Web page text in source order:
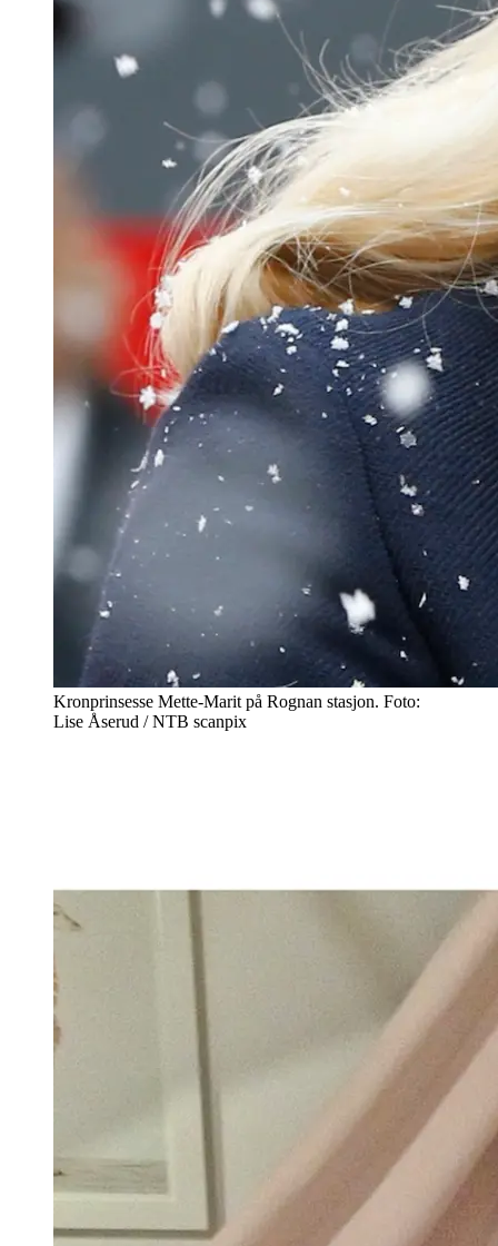
Kronprinsesse Mette-Marit på Rognan stasjon. Foto:
Lise Åserud / NTB scanpix